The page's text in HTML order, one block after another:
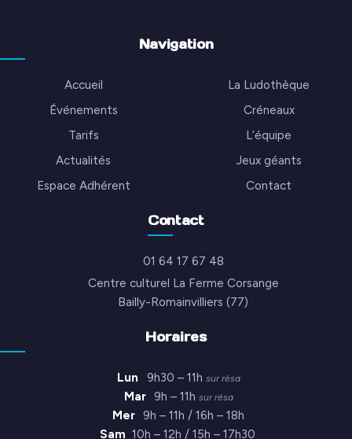
Navigation
Accueil
La Ludothèque
Événements
Créneaux
Tarifs
L’équipe
Actualités
Jeux géants
Espace Adhérent
Contact
Contact
01 64 17 67 48
Centre culturel La Ferme Corsange
Bailly-Romainvilliers (77)
Horaires
Lun 9h30 – 11h sur résa
Mar 9h – 11h sur résa
Mer 9h – 11h / 16h – 18h
Sam 10h – 12h / 15h – 17h30